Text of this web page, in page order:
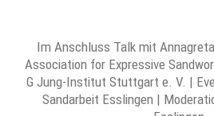
Im Anschluss Talk mit
Association for Expressive
G Jung-Institut Stuttgart e. V. |
Sandarbeit Esslingen |